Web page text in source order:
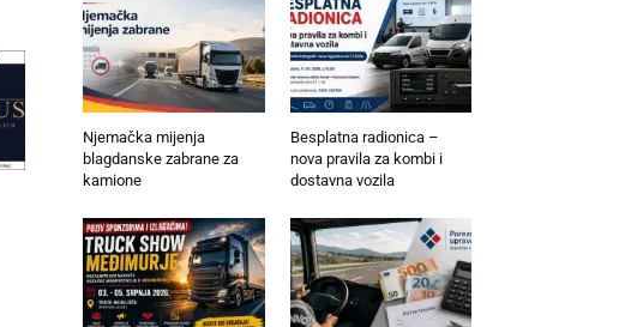
Njemačka mijenja
blagdanske zabrane za
kamione
Besplatna radionica –
nova pravila za kombi i
dostavna vozila